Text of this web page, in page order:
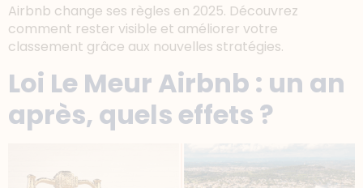
Airbnb change ses règles en 2025. Découvrez
comment rester visible et améliorer votre
classement grâce aux nouvelles stratégies.
Loi Le Meur Airbnb : un an
après, quels effets ?